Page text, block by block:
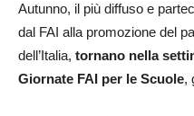
Autunno, il più diffuso e
dal FAI alla promozione del
dell’Italia, tornano nella
Giornate FAI per le Scuole,